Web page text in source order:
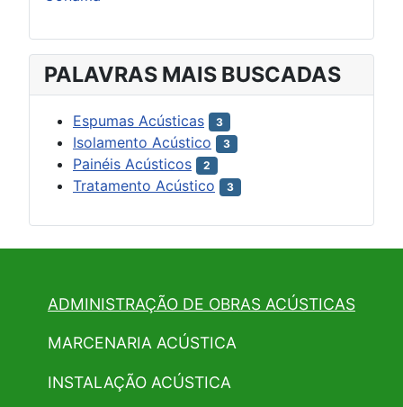
PALAVRAS MAIS BUSCADAS
Espumas Acústicas 3
Isolamento Acústico 3
Painéis Acústicos 2
Tratamento Acústico 3
ADMINISTRAÇÃO DE OBRAS ACÚSTICAS
MARCENARIA ACÚSTICA
INSTALAÇÃO ACÚSTICA